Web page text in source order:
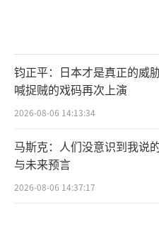
钧正平：日本才是真正的威
喊捉贼的戏码再次上演
2026-08-06 14:13:34
马斯克：人们没意识到我说
与未来预言
2026-08-06 14:37:17